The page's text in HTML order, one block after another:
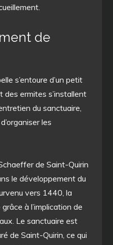
de
s’entoure d’un petit
des ermites s’installent
du sanctuaire,
les
de Saint-Quirin
le développement du
vers 1440, la
à l’implication de
Le sanctuaire est
de Saint-Quirin, ce qui